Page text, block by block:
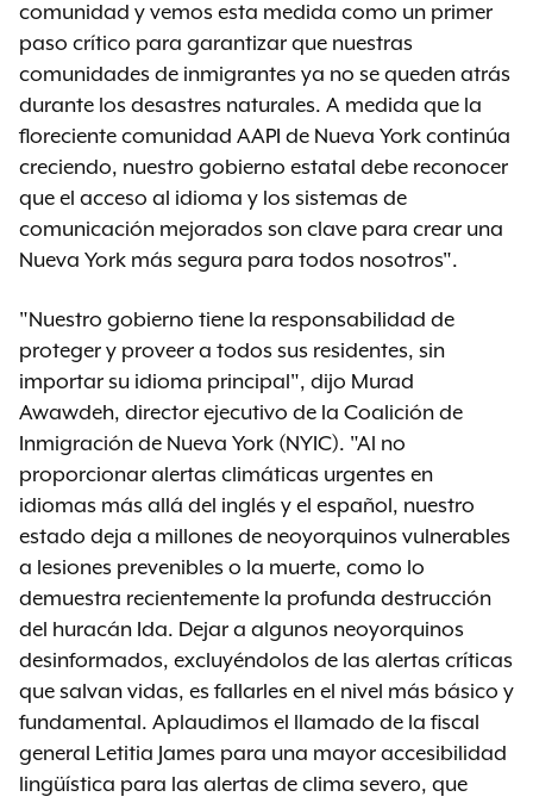
comunidad y vemos esta medida como un primer
paso crítico para garantizar que nuestras
comunidades de inmigrantes ya no se queden atrás
durante los desastres naturales. A medida que la
floreciente comunidad AAPI de Nueva York continúa
creciendo, nuestro gobierno estatal debe reconocer
que el acceso al idioma y los sistemas de
comunicación mejorados son clave para crear una
Nueva York más segura para todos nosotros".
"Nuestro gobierno tiene la responsabilidad de
proteger y proveer a todos sus residentes, sin
importar su idioma principal", dijo Murad
Awawdeh, director ejecutivo de la Coalición de
Inmigración de Nueva York (NYIC). "Al no
proporcionar alertas climáticas urgentes en
idiomas más allá del inglés y el español, nuestro
estado deja a millones de neoyorquinos vulnerables
a lesiones prevenibles o la muerte, como lo
demuestra recientemente la profunda destrucción
del huracán Ida. Dejar a algunos neoyorquinos
desinformados, excluyéndolos de las alertas críticas
que salvan vidas, es fallarles en el nivel más básico y
fundamental. Aplaudimos el llamado de la fiscal
general Letitia James para una mayor accesibilidad
lingüística para las alertas de clima severo, que